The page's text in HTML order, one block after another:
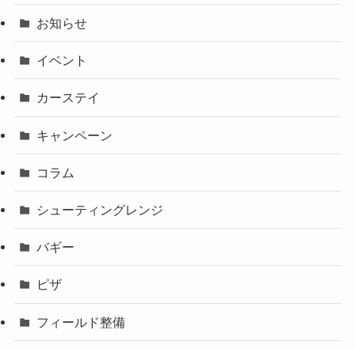
お知らせ
イベント
カーステイ
キャンペーン
コラム
シューティングレンジ
バギー
ピザ
フィールド整備